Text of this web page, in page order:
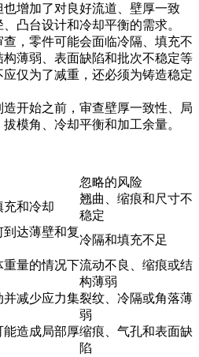
增加了对良好流道、壁厚一致
凸台设计和冷却平衡的需求。
，零件可能会面临冷隔、填充不
薄弱、表面缺陷和批次不稳定等
仅为了减重，还必须为铸造稳定
造开始之前，审查壁厚一致性、局
模角、冷却平衡和加工余量。
忽略的风险
充和冷却
翘曲、缩痕和尺寸不
稳定
达薄壁和复
冷隔和填充不足
重量的情况下流动不良、缩痕或结
构薄弱
并减少应力集裂纹、冷隔或角落薄
弱
能造成局部厚缩痕、气孔和表面缺
陷